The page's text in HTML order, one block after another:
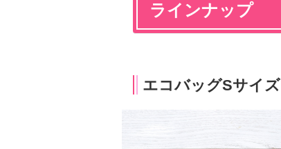
ラインナップ
エコバッグSサイズ